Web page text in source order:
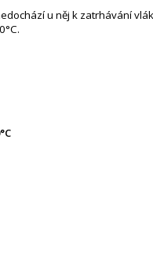
u něj k zatrhávání